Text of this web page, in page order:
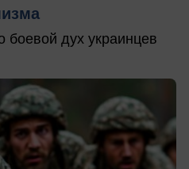
боевой дух украинцев